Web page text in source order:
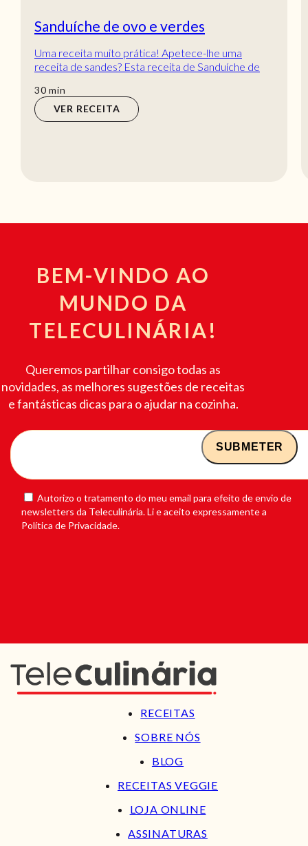
Sanduíche de ovo e verdes
Uma receita muito prática! Apetece-lhe uma
receita de sandes? Esta receita de Sanduíche de
30min
min
VER RECEITA
BEM-VINDO AO
MUNDO DA
TELECULINÁRIA!
Queremos partilhar consigo todas as
novidades, as melhores sugestões de receitas
e fantásticas dicas para o ajudar na cozinha.
Autorizo o tratamento do meu email para efeito de envio de
newsletters da Teleculinária. Li e aceito expressamente a
Política de Privacidade.
RECEITAS
SOBRE NÓS
BLOG
RECEITAS VEGGIE
LOJA ONLINE
ASSINATURAS